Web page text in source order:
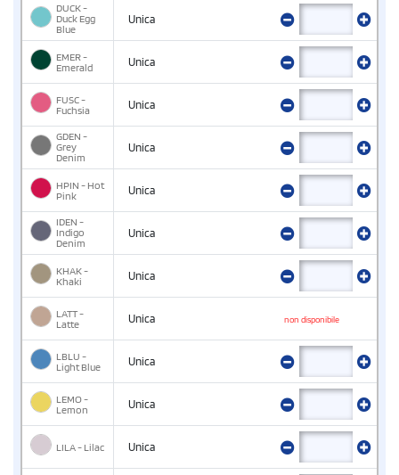
DUCK -
Duck Egg
Blue
Unica
EMER -
Emerald
Unica
FUSC -
Fuchsia
Unica
GDEN -
Grey
Denim
Unica
HPIN - Hot
Pink
Unica
IDEN -
Indigo
Denim
Unica
KHAK -
Khaki
Unica
LATT -
Latte
Unica non disponibile
LBLU -
Light Blue
Unica
LEMO -
Lemon
Unica
LILA - Lilac Unica